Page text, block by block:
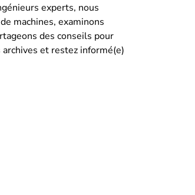
experts, nous
machines, examinons
des conseils pour
et restez informé(e)